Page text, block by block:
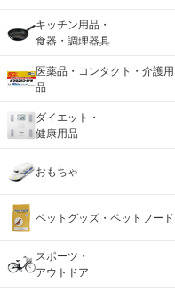
キッチン用品・
食器・調理器具
医薬品・コンタクト・介護用
品
ダイエット・
健康用品
おもちゃ
ペットグッズ・ペットフード
スポーツ・
アウトドア